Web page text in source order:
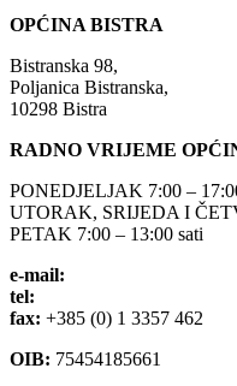
OPĆINA BISTRA
Bistranska 98,
Poljanica Bistranska,
10298 Bistra
RADNO VRIJEME
PONEDJELJAK 7:00 –
UTORAK, SRIJEDA I
PETAK 7:00 – 13:00 sati
e-mail:
tel:
fax: +385 (0) 1 3357 462
OIB: 75454185661